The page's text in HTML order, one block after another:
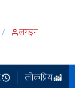
/ लगइन
लोकप्रिय